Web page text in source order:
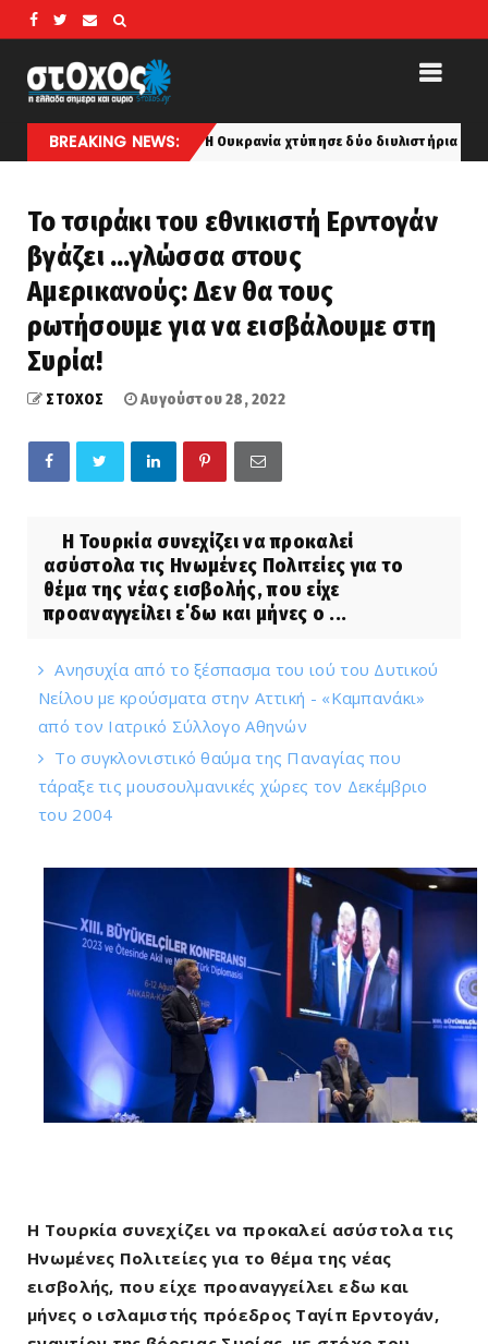
BREAKING NEWS:
στη Ρωσία: Η Ουκρανία χτύπησε δύο διυλιστήρια σε Σαμάρα και
Το τσιράκι του εθνικιστή Ερντογάν
βγάζει …γλώσσα στους
Αμερικανούς: Δεν θα τους
ρωτήσουμε για να εισβάλουμε στη
Συρία!
ΣΤΟΧΟΣ Αυγούστου 28, 2022
Η Τουρκία συνεχίζει να προκαλεί
ασύστολα τις Ηνωμένες Πολιτείες για το
θέμα της νέας εισβολής, που είχε
προαναγγείλει ε΄δω και μήνες ο ...
Ανησυχία από το ξέσπασμα του ιού του Δυτικού
Νείλου με κρούσματα στην Αττική - «Καμπανάκι»
από τον Ιατρικό Σύλλογο Αθηνών
Το συγκλονιστικό θαύμα της Παναγίας που
τάραξε τις μουσουλμανικές χώρες τον Δεκέμβριο
του 2004
Η Τουρκία συνεχίζει να προκαλεί ασύστολα τις
Ηνωμένες Πολιτείες για το θέμα της νέας
εισβολής, που είχε προαναγγείλει ε΄δω και
μήνες ο ισλαμιστής πρόεδρος Ταγίπ Ερντογάν,